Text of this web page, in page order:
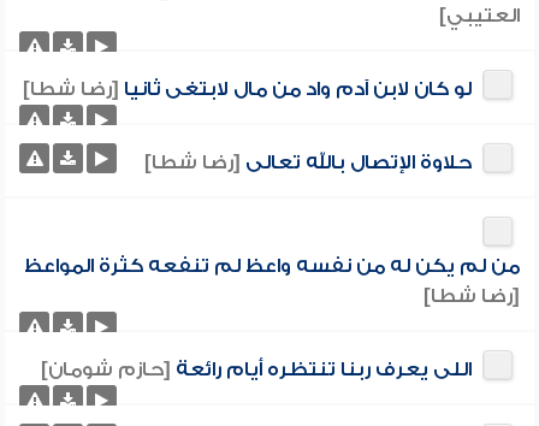
العتيبي]
لو كان لابن آدم واد من مال لابتغى ثانيا [رضا شطا]
حلاوة الإتصال بالله تعالى [رضا شطا]
من لم يكن له من نفسه واعظ لم تنفعه كثرة المواعظ
[رضا شطا]
اللى يعرف ربنا تنتظره أيام رائعة [حازم شومان]